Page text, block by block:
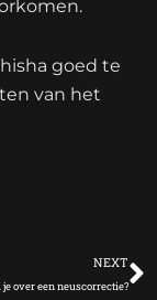
goed te
van het
NEXT
over een neuscorrectie?